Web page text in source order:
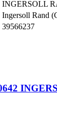
INGERSOLL
Ingersoll Rand
39566237